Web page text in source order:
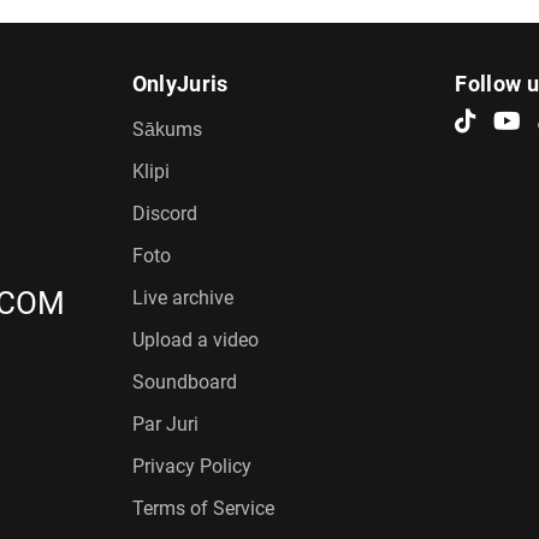
OnlyJuris
Sākums
Klipi
Discord
Foto
Live archive
Upload a video
Soundboard
Par Juri
Privacy Policy
Terms of Service
Follow